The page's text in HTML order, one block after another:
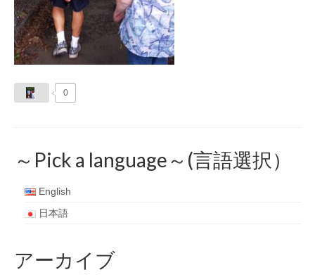
0
～Pick a language～(言語選択）
English
日本語
アーカイブ